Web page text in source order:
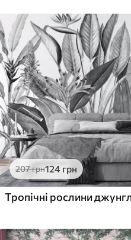
207грн124 грн